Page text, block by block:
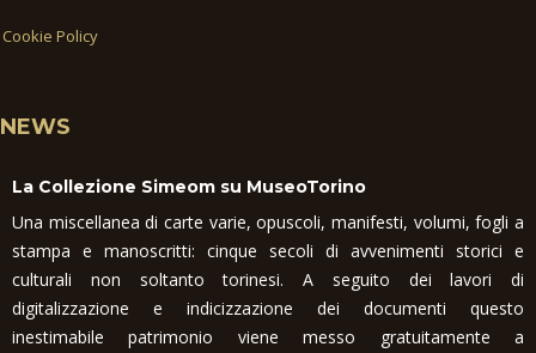
Cookie Policy
NEWS
La Collezione Simeom su MuseoTorino
Una miscellanea di carte varie, opuscoli, manifesti, volumi, fogli a
stampa e manoscritti: cinque secoli di avvenimenti storici e
culturali non soltanto torinesi. A seguito dei lavori di
digitalizzazione e indicizzazione dei documenti questo
inestimabile patrimonio viene messo gratuitamente a